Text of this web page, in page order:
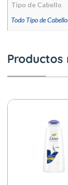
Tipo de Cabello
Todo Tipo de
Productos